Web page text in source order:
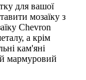
для вашої
мозаїку з
Chevron
а крім
кам'яні
мармуровий